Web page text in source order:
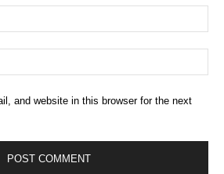
and website in this browser for the next